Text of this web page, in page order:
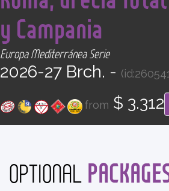
CONTACT
y Campania
Europa Mediterránea Serie
2026-27 Brch. -
from $ 3.312
OPTIONAL